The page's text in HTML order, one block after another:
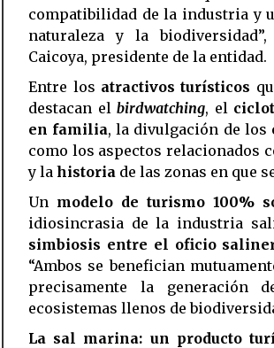
compatibilidad de la industria y
naturaleza y la
Caicoya, presidente de la entidad.
Entre los atractivos turísticos
destacan el birdwatching, el
en familia, la divulgación de los
como los aspectos relacionados
y la historia de las zonas en que
Un modelo de turismo 100%
idiosincrasia de la industria
simbiosis entre el oficio
“Ambos se benefician
precisamente la generación
ecosistemas llenos de
La sal marina: un producto